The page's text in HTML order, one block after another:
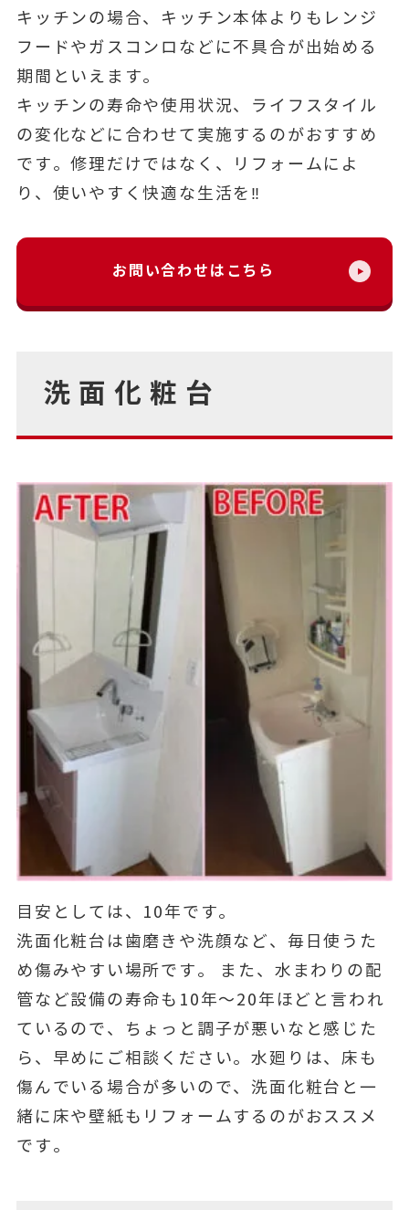
キッチンの場合、キッチン本体よりもレンジ
フードやガスコンロなどに不具合が出始める
期間といえます。
キッチンの寿命や使用状況、ライフスタイル
の変化などに合わせて実施するのがおすすめ
です。修理だけではなく、
リフォームによ
り、使いやすく快適な生活を‼
お問い合わせはこちら
洗面化粧台
目安としては、10年です。
洗面化粧台は歯磨きや洗顔など、毎日使うた
め傷みやすい場所です。 また、水まわりの配
管など設備の寿命も10年～20年ほどと言われ
ているので、ちょっと調子が悪いなと感じた
ら、早めにご相談ください。水廻りは、床も
傷んでいる場合が多いので、洗面化粧台と一
緒に床や壁紙もリフォームするのがおススメ
です。